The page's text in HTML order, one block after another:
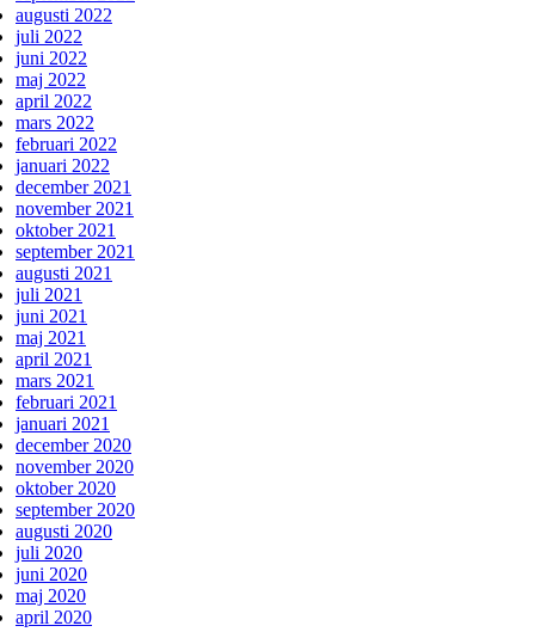
augusti 2022
juli 2022
juni 2022
maj 2022
april 2022
mars 2022
februari 2022
januari 2022
december 2021
november 2021
oktober 2021
september 2021
augusti 2021
juli 2021
juni 2021
maj 2021
april 2021
mars 2021
februari 2021
januari 2021
december 2020
november 2020
oktober 2020
september 2020
augusti 2020
juli 2020
juni 2020
maj 2020
april 2020